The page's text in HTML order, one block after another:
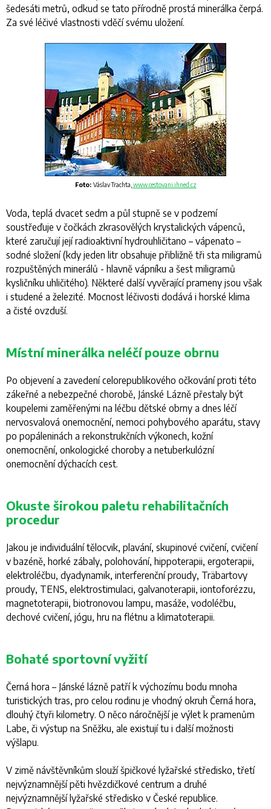
šedesáti metrů, odkud se tato přírodně prostá minerálka čerpá.
Za své léčivé vlastnosti vděčí svému uložení.
Foto: Váslav Trachta, www.cestovani.ihned.cz
Voda, teplá dvacet sedm a půl stupně se v podzemí
soustřeďuje v čočkách zkrasovělých krystalických vápenců,
které zaručují její radioaktivní hydrouhličitano – vápenato –
sodné složení (kdy jeden litr obsahuje přibližně tři sta miligramů
rozpuštěných minerálů - hlavně vápníku a šest miligramů
kysličníku uhličitého). Některé další vyvěrající prameny jsou však
i studené a železité. Mocnost léčivosti dodává i horské klima
a čisté ovzduší.
Místní minerálka neléčí pouze obrnu
Po objevení a zavedení celorepublikového očkování proti této
zákeřné a nebezpečné chorobě, Jánské Lázně přestaly být
koupelemi zaměřenými na léčbu dětské obrny a dnes léčí
nervosvalová onemocnění, nemoci pohybového aparátu, stavy
po popáleninách a rekonstrukčních výkonech, kožní
onemocnění, onkologické choroby a netuberkulózní
onemocnění dýchacích cest.
Okuste širokou paletu rehabilitačních
procedur
Jakou je individuální tělocvik, plavání, skupinové cvičení, cvičení
v bazéně, horké zábaly, polohování, hippoterapii, ergoterapii,
elektroléčbu, dyadynamik, interferenční proudy, Träbartovy
proudy, TENS, elektrostimulaci, galvanoterapii, iontoforézzu,
magnetoterapii, biotronovou lampu, masáže, vodoléčbu,
dechové cvičení, jógu, hru na flétnu a klimatoterapii.
Bohaté sportovní vyžití
Černá hora – Jánské lázně patří k výchozímu bodu mnoha
turistických tras, pro celou rodinu je vhodný okruh Černá hora,
dlouhý čtyři kilometry. O něco náročnější je výlet k pramenům
Labe, či výstup na Sněžku, ale existují tu i další možnosti
výšlapu.
V zimě návštěvníkům slouží špičkové lyžařské středisko, třetí
nejvýznamnější pěti hvězdičkové centrum a druhé
nejvýznamnější lyžařské středisko v České republice.